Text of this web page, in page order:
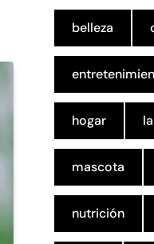
belleza
hogar
mascota
nutrición